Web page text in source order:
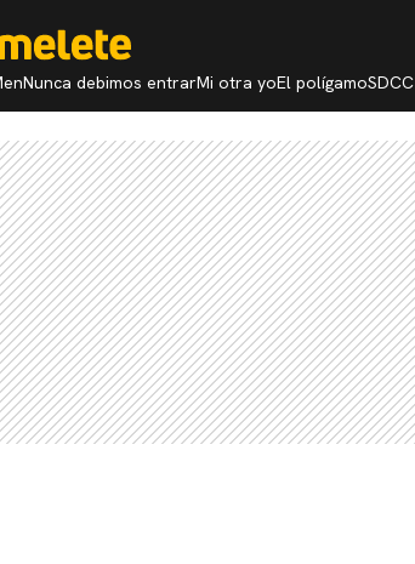
Nunca debimos entrarMi otra yoEl polígamoSDCC